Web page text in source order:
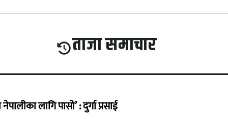
ताजा समाचार
लागि पासो’ : दुर्गा प्रसाई